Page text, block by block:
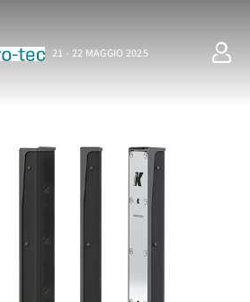
21 - 22 MAGGIO 2025